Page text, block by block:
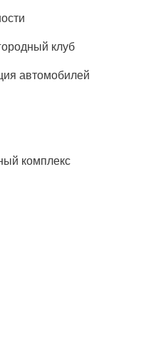
клуб
автомобилей
комплекс